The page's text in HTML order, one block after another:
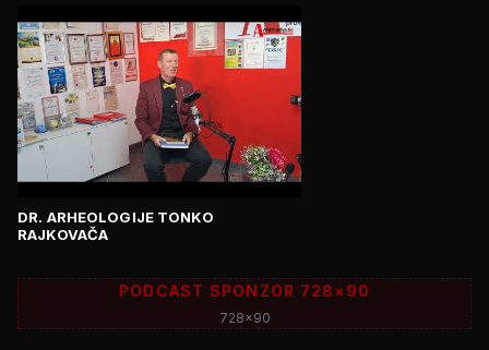
DR. ARHEOLOGIJE TONKO
RAJKOVAČA
PODCAST SPONZOR 728×90
728x90